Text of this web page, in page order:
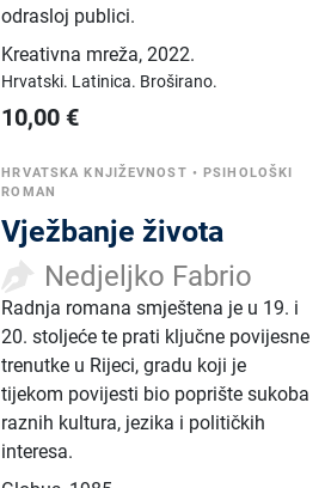
odrasloj publici.
Kreativna mreža,2022.
Hrvatski. Latinica. Broširano.
10,00 €
HRVATSKA KNJIŽEVNOST •PSIHOLOŠKI
ROMAN
Vježbanje života
Nedjeljko Fabrio
Radnja romana smještena je u 19. i
20. stoljeće te prati ključne povijesne
trenutke u Rijeci, gradu koji je
tijekom povijesti bio poprište sukoba
raznih kultura, jezika i političkih
interesa.